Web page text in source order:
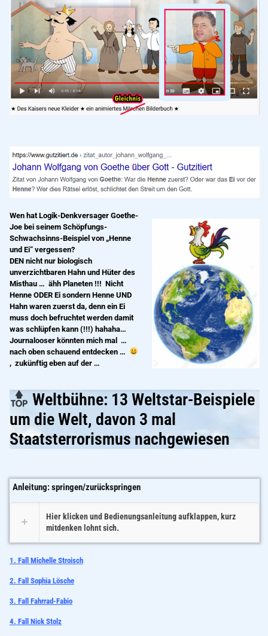
Wen hat Logik-Denkversager Goethe-
Joe bei seinem Schöpfungs-
Schwachsinns-Beispiel von „Henne
und Ei“ vergessen?
DEN nicht nur biologisch
unverzichtbaren Hahn und Hüter des
Misthau … ähh Planeten !!! Nicht
Henne ODER Ei sondern Henne UND
Hahn waren zuerst da, denn ein Ei
muss doch befruchtet werden damit
was schlüpfen kann (!!!) hahaha…
Journalooser könnten mich mal …
nach oben schauend entdecken …
, zukünftig eben auf der …
Weltbühne: 13 Weltstar-Beispiele
um die Welt, davon 3 mal
Staatsterrorismus nachgewiesen
Anleitung: springen/zurückspringen
Hier klicken und Bedienungsanleitung aufklappen, kurz
mitdenken lohnt sich.
1. Fall Michelle Stroisch
2. Fall Sophia Lösche
3. Fall Fahrrad-Fabio
4. Fall Nick Stolz